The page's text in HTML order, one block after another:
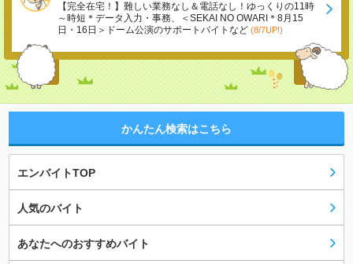
【完全在宅！】難しい業務なし＆電話なし！ゆっくりの11時
～時短＊データ入力・事務、＜SEKAI NO OWARI＊8月15
日・16日＞ドーム公演のサポートバイトなど (8/7UP!)
かんたん検索はこちら
エンバイトTOP
人気のバイト
あなたへのおすすめバイト